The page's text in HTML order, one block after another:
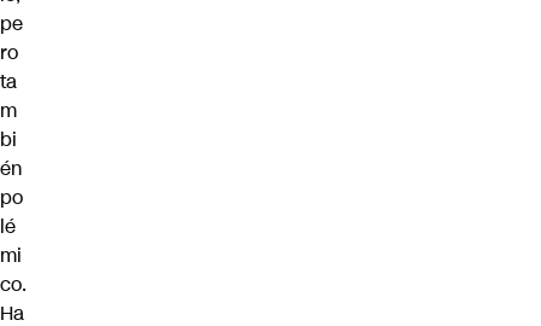
pe
ro
ta
m
bi
én
po
lé
mi
co.
Ha